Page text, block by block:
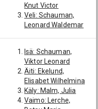
Knut Victor
Veli: Schauman,
Leonard Waldemar
Isä: Schauman,
Viktor Leonard
Äiti: Ekelund,
Elisabet Wilhelmina
Käly: Malm, Julia
Vaimo: Lerche,